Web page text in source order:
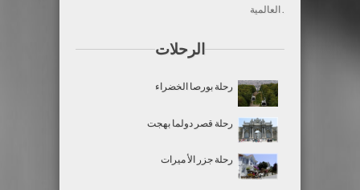
العالمية .
الرحلات